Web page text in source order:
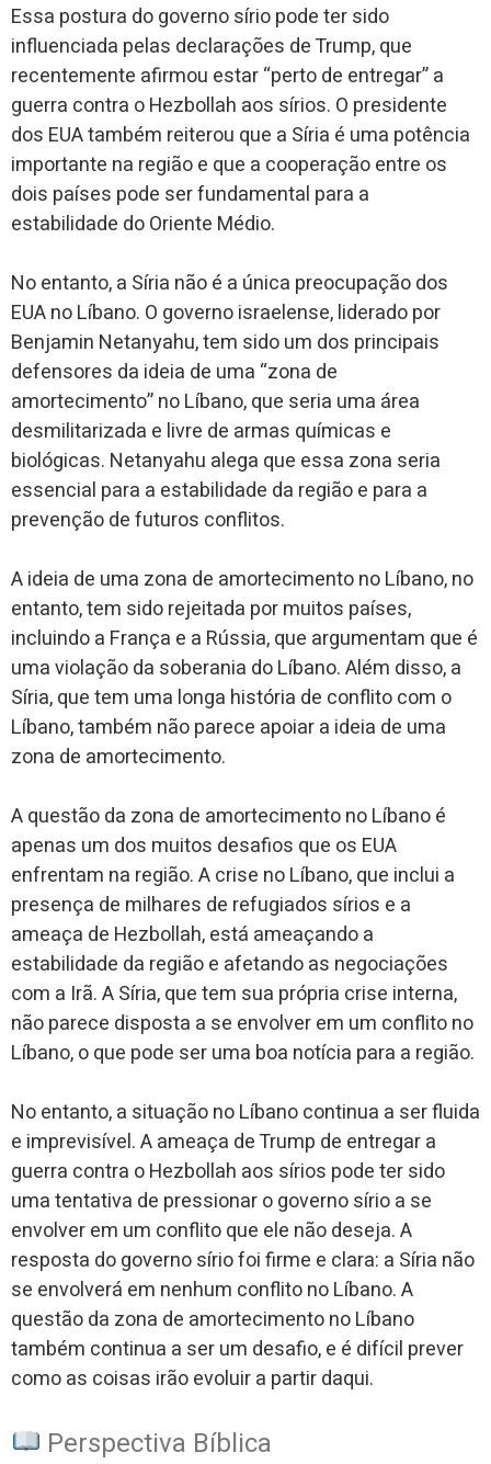
Essa postura do governo sírio pode ter sido
influenciada pelas declarações de Trump, que
recentemente afirmou estar “perto de entregar” a
guerra contra o Hezbollah aos sírios. O presidente
dos EUA também reiterou que a Síria é uma potência
importante na região e que a cooperação entre os
dois países pode ser fundamental para a
estabilidade do Oriente Médio.
No entanto, a Síria não é a única preocupação dos
EUA no Líbano. O governo israelense, liderado por
Benjamin Netanyahu, tem sido um dos principais
defensores da ideia de uma “zona de
amortecimento” no Líbano, que seria uma área
desmilitarizada e livre de armas químicas e
biológicas. Netanyahu alega que essa zona seria
essencial para a estabilidade da região e para a
prevenção de futuros conflitos.
A ideia de uma zona de amortecimento no Líbano, no
entanto, tem sido rejeitada por muitos países,
incluindo a França e a Rússia, que argumentam que é
uma violação da soberania do Líbano. Além disso, a
Síria, que tem uma longa história de conflito com o
Líbano, também não parece apoiar a ideia de uma
zona de amortecimento.
A questão da zona de amortecimento no Líbano é
apenas um dos muitos desafios que os EUA
enfrentam na região. A crise no Líbano, que inclui a
presença de milhares de refugiados sírios e a
ameaça de Hezbollah, está ameaçando a
estabilidade da região e afetando as negociações
com a Irã. A Síria, que tem sua própria crise interna,
não parece disposta a se envolver em um conflito no
Líbano, o que pode ser uma boa notícia para a região.
No entanto, a situação no Líbano continua a ser fluida
e imprevisível. A ameaça de Trump de entregar a
guerra contra o Hezbollah aos sírios pode ter sido
uma tentativa de pressionar o governo sírio a se
envolver em um conflito que ele não deseja. A
resposta do governo sírio foi firme e clara: a Síria não
se envolverá em nenhum conflito no Líbano. A
questão da zona de amortecimento no Líbano
também continua a ser um desafio, e é difícil prever
como as coisas irão evoluir a partir daqui.
Perspectiva Bíblica